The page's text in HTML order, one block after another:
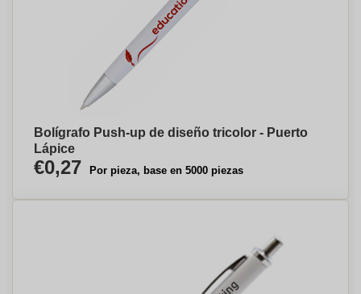
Bolígrafo Push-up de diseño tricolor - Puerto
Lápice
€0,27 Por pieza, base en 5000 piezas